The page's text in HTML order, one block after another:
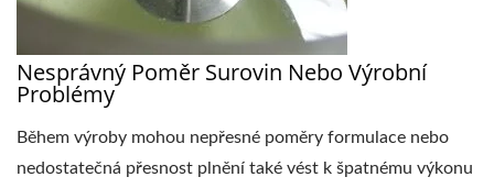
Nesprávný Poměr Surovin Nebo Výrobní
Problémy
Během výroby mohou nepřesné poměry formulace nebo
nedostatečná přesnost plnění také vést k špatnému výkonu